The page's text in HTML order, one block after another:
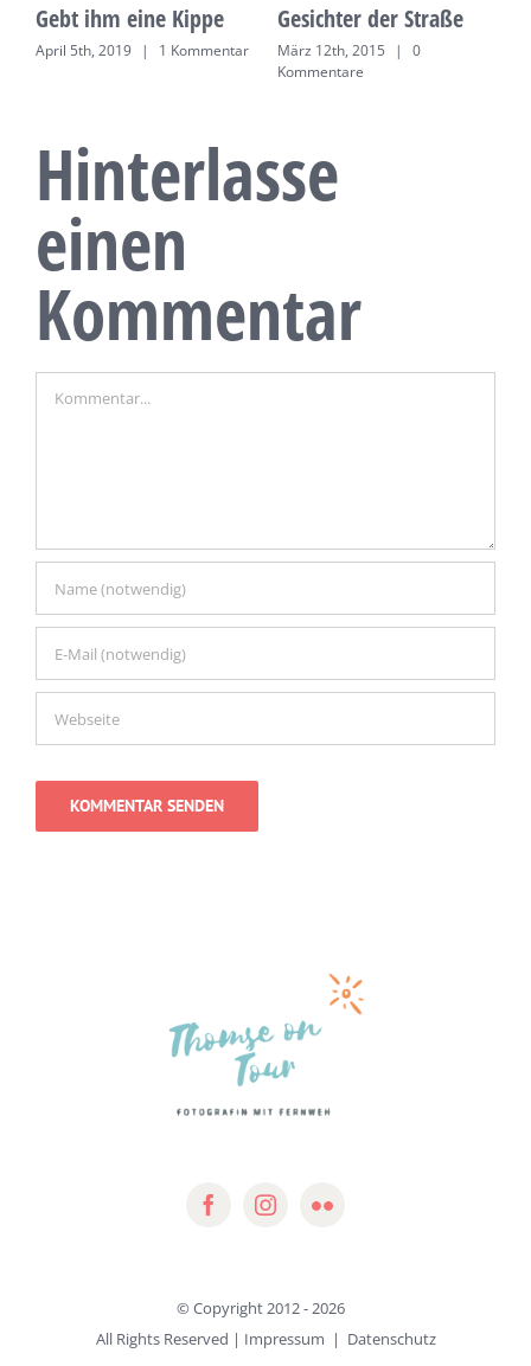
Gebt ihm eine Kippe
April 5th, 2019 | 1 Kommentar
Gesichter der Straße
März 12th, 2015 |
0
Kommentare
Hinterlasse
einen
Kommentar
© Copyright 2012 -2026
All Rights Reserved | Impressum | Datenschutz